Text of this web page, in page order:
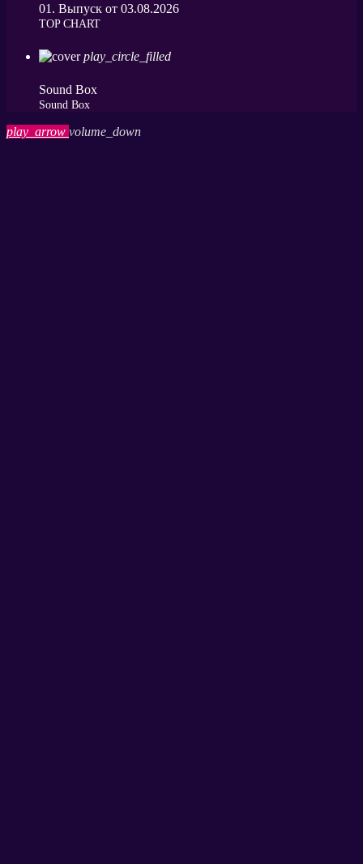
01. Выпуск от 03.08.2026
ТОP CHART
play_circle_filled
Sound Box
Sound Box
play_arrow volume_down